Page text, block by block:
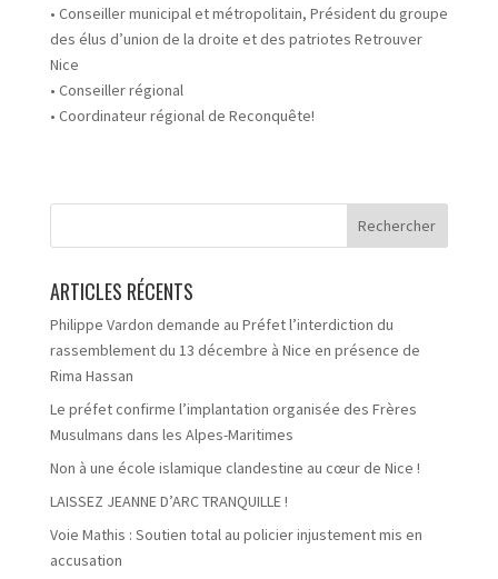
• Conseiller municipal et métropolitain, Président du groupe
des élus d’union de la droite et des patriotes Retrouver
Nice
• Conseiller régional
• Coordinateur régional de Reconquête!
ARTICLES RÉCENTS
Philippe Vardon demande au Préfet l’interdiction du
rassemblement du 13 décembre à Nice en présence de
Rima Hassan
Le préfet confirme l’implantation organisée des Frères
Musulmans dans les Alpes-Maritimes
Non à une école islamique clandestine au cœur de Nice !
LAISSEZ JEANNE D’ARC TRANQUILLE !
Voie Mathis : Soutien total au policier injustement mis en
accusation